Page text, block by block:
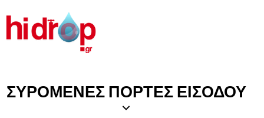
ΣΥΡΟΜΕΝΕΣ ΠΟΡΤΕΣ ΕΙΣΟΔΟΥ